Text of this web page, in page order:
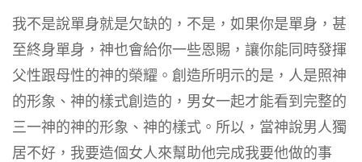
我不是說單身就是欠缺的，不是，如果你是單身，甚
至終身單身，神也會給你一些恩賜，讓你能同時發揮
父性跟母性的神的榮耀。創造所明示的是，人是照神
的形象、神的樣式創造的，男女一起才能看到完整的
三一神的神的形象、神的樣式。所以，當神說男人獨
居不好，我要造個女人來幫助他完成我要他做的事